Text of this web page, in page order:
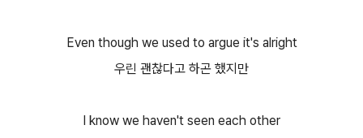
Even though we used to argue it's alright
우린 괜찮다고 하곤 했지만
I know we haven't seen each other